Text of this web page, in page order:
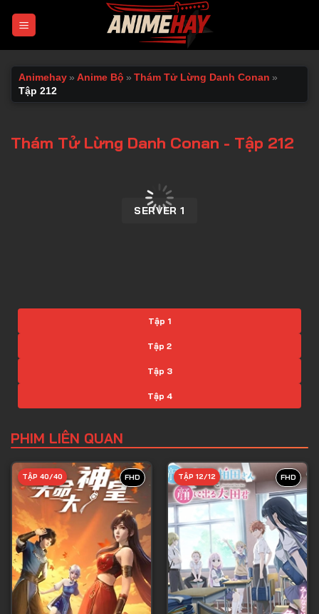
Animehay » Anime Bộ » Thám Tử Lừng Danh Conan »
Tập 212
Thám Tử Lừng Danh Conan - Tập 212
SERVER 1
Tập 1
Tập 2
Tập 3
Tập 4
Tập 6
Tập 7
Tập 8
Tập 9
Tập 10
Tập 11
Tập 12
PHIM LIÊN QUAN
FHD
TẬP 40/40 FHD
TẬP 12/12